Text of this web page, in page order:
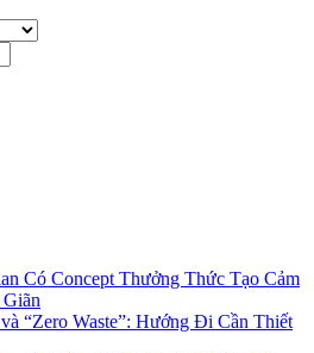
Có Concept Thưởng Thức Tạo Cảm
“Zero Waste”: Hướng Đi Cần Thiết